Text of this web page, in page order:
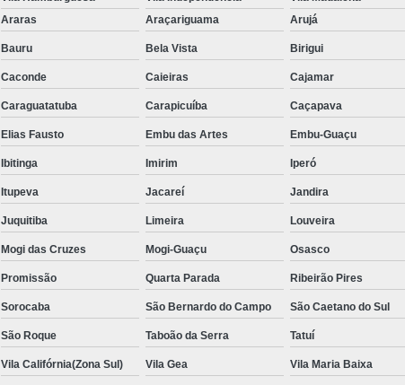
Aluguel de Toalha de Banho Casal
Locação de Toalha de Banho
Locação de Toalha de Banho e Rosto
Locação de Toalha de Banho Industrial
Aluguel de Toalha Branca
Aluguel de Toalha para Manicure
Locação de Toalha de Manicure Branca
Locação de Toalha para Manicure
Locação de Toalha para Pedicure
Locação de Toalhas
Locação de Toalhas de Manicure São
Araras Araçariguama Arujá
Bauru Bela Vista Birigui
Caconde Caieiras Cajamar
Caraguatatuba Carapicuíba Caçapava
Elias Fausto Embu das Artes Embu-Guaçu
Ibitinga Imirim Iperó
Itupeva Jacareí Jandira
Juquitiba Limeira Louveira
Mogi das Cruzes Mogi-Guaçu Osasco
Promissão Quarta Parada Ribeirão Pires
Sorocaba São Bernardo do Campo São Caetano do Sul
São Roque Taboão da Serra Tatuí
Vila Califórnia(Zona Sul) Vila Gea Vila Maria Baixa